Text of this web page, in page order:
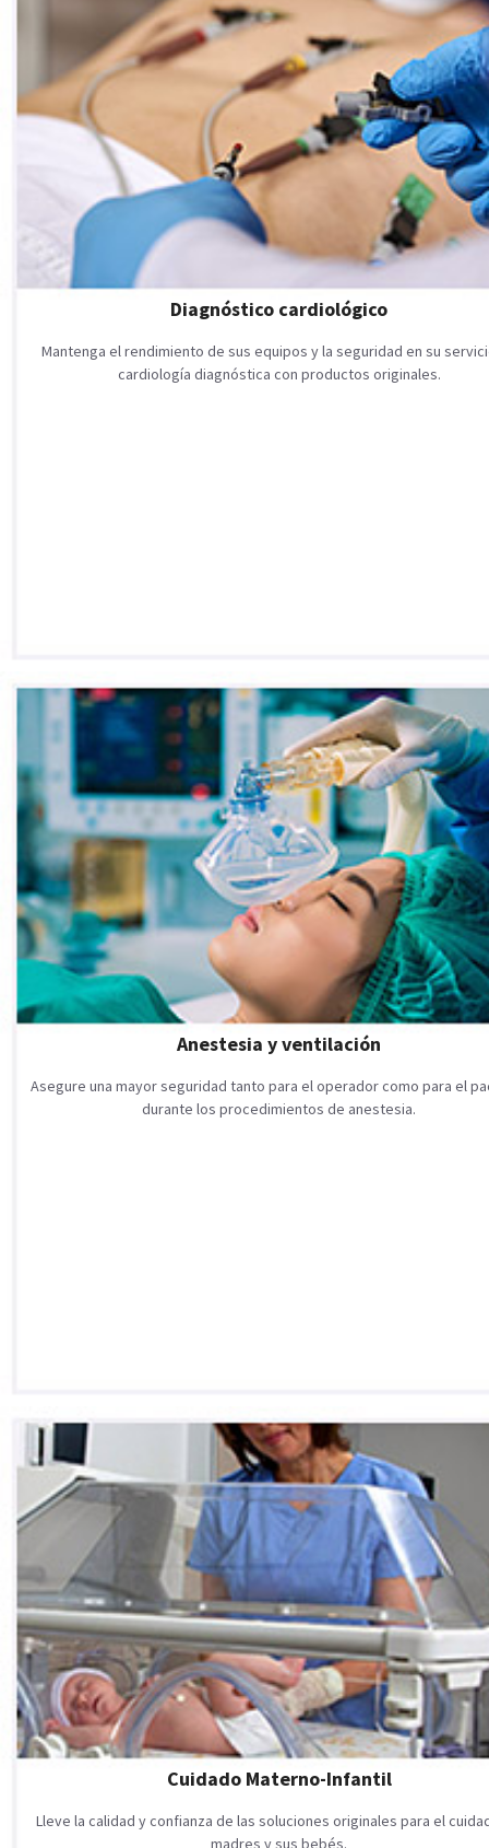
Diagnóstico cardiológico
Mantenga el rendimiento de sus equipos y la seguridad en su
cardiología diagnóstica con productos originales.
Anestesia y ventilación
Asegure una mayor seguridad tanto para el operador como para el
durante los procedimientos de anestesia.
Cuidado Materno-Infantil
Lleve la calidad y confianza de las soluciones originales para el
madres y sus bebés.